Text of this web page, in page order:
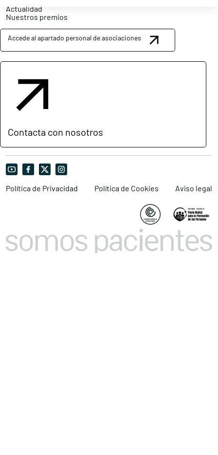
Actualidad
Nuestros premios
Accede al apartado personal de asociaciones
Contacta con nosotros
Política de Privacidad Política de Cookies Aviso legal